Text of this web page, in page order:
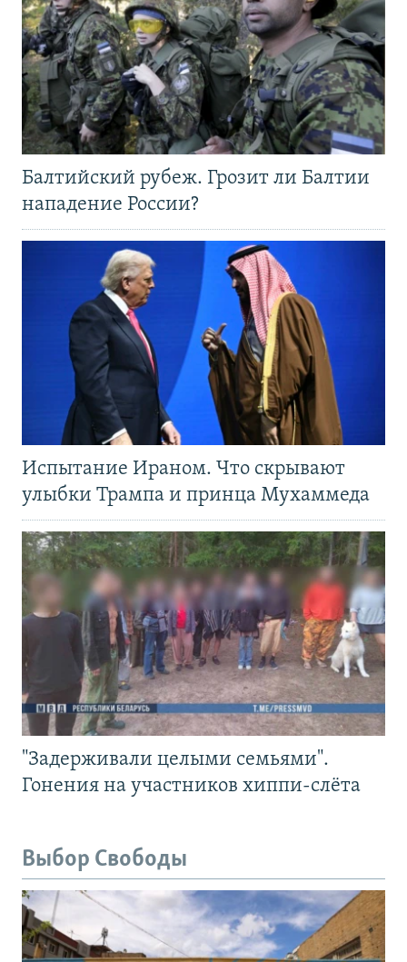
Балтийский рубеж. Грозит ли Балтии
нападение России?
Испытание Ираном. Что скрывают
улыбки Трампа и принца Мухаммеда
"Задерживали целыми семьями".
Гонения на участников хиппи-слёта
Выбор Свободы